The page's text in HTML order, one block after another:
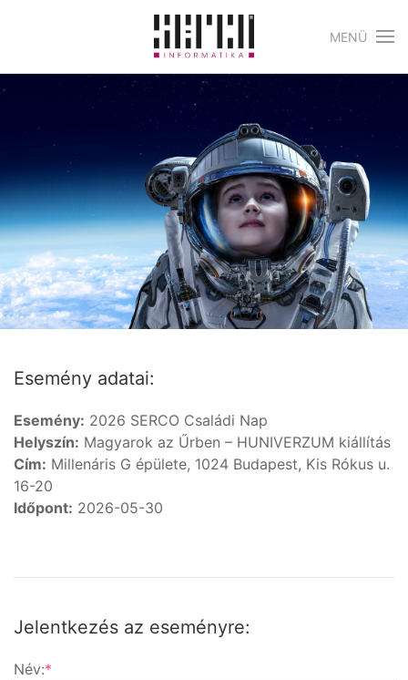
Skip to main content
MENÜ
Esemény adatai:
Esemény: 2026 SERCO Családi Nap
Helyszín: Magyarok az Űrben – HUNIVERZUM kiállítás
Cím: Millenáris G épülete, 1024 Budapest, Kis Rókus u.
16-20
Időpont: 2026-05-30
Jelentkezés az eseményre:
Név:*